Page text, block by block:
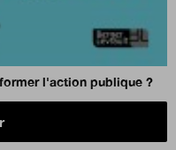
l'action publique ?